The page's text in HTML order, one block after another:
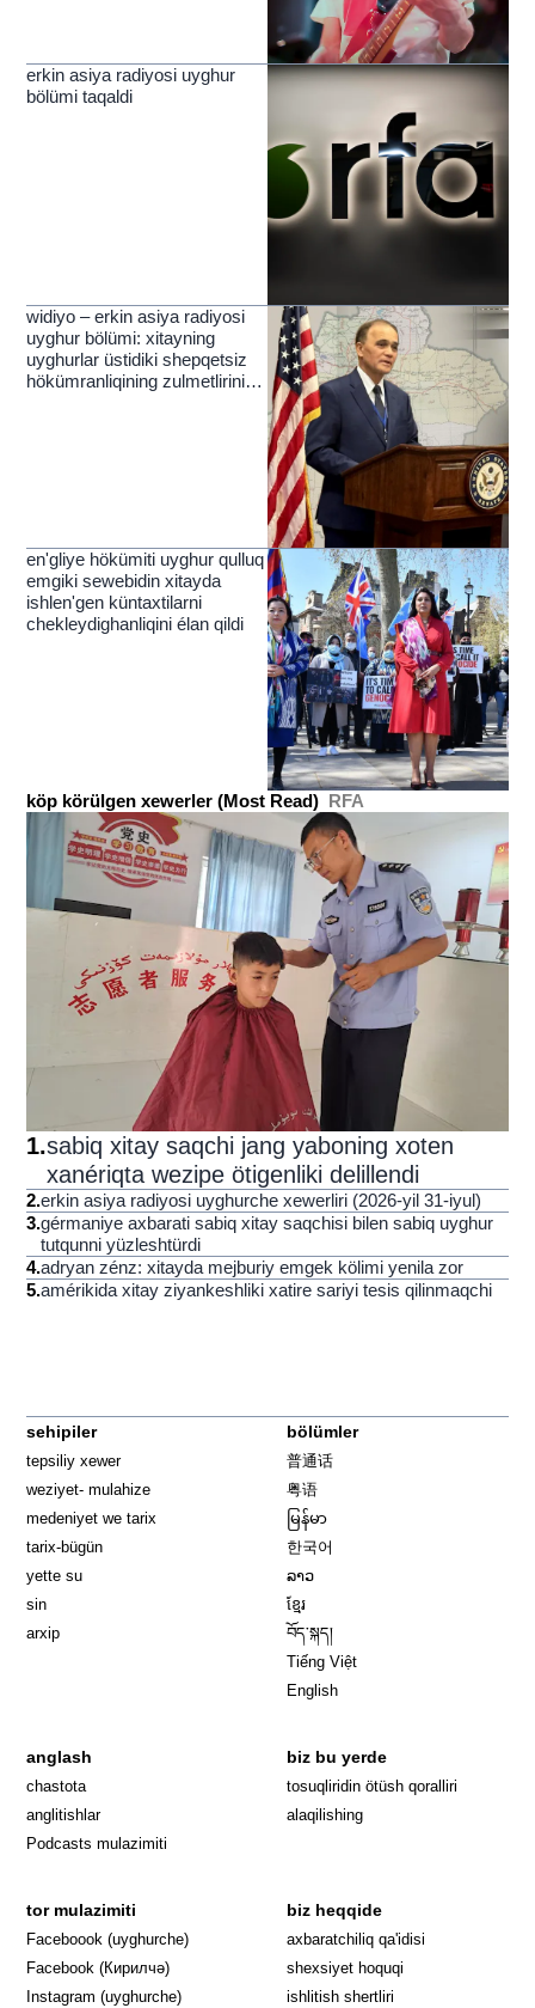
erkin asiya radiyosi uyghur
bölümi taqaldi
widiyo – erkin asiya radiyosi
uyghur bölümi: xitayning
uyghurlar üstidiki shepqetsiz
hökümranliqining zulmetlirini
en'gliye hökümiti uyghur qulluq
emgiki sewebidin xitayda
ishlen'gen küntaxtilarni
chekleydighanliqini élan qildi
köp körülgen xewerler (Most Read) RFA
1.sabiq xitay saqchi jang yaboning xoten
xanériqta wezipe ötigenliki delillendi
2.erkin asiya radiyosi uyghurche xewerliri (2026-yil 31-iyul)
3.gérmaniye axbarati sabiq xitay saqchisi bilen sabiq uyghur
tutqunni yüzleshtürdi
4.adryan zénz: xitayda mejburiy emgek kölimi yenila zor
5.amérikida xitay ziyankeshliki xatire sariyi tesis qilinmaqchi
sehipiler
tepsiliy xewer
weziyet- mulahize
medeniyet we tarix
tarix-bügün
yette su
sin
arxip
bölümler
普通话
粤语
မြန်မာ
한국어
ລາວ
ខ្មែរ
བོད་སྐད།
Tiếng Việt
English
anglash
chastota
anglitishlar
Podcasts mulazimiti
biz bu yerde
tosuqliridin ötüsh qoralliri
alaqilishing
tor mulazimiti
Faceboook (uyghurche) Opens in new window
Facebook (Кирилчә) Opens in new window
Instagram (uyghurche) Opens in new window
biz heqqide
axbaratchiliq qa'idisi
shexsiyet hoquqi
ishlitish shertliri